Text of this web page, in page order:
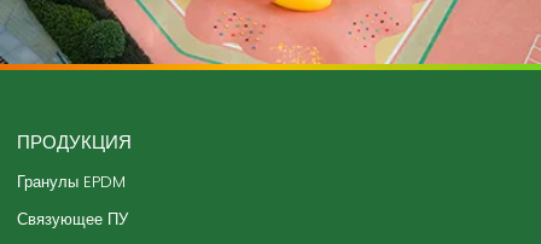
ПРОДУКЦИЯ
Гранулы EPDM
Связующее ПУ